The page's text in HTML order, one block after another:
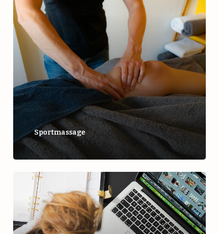
Sportmassage